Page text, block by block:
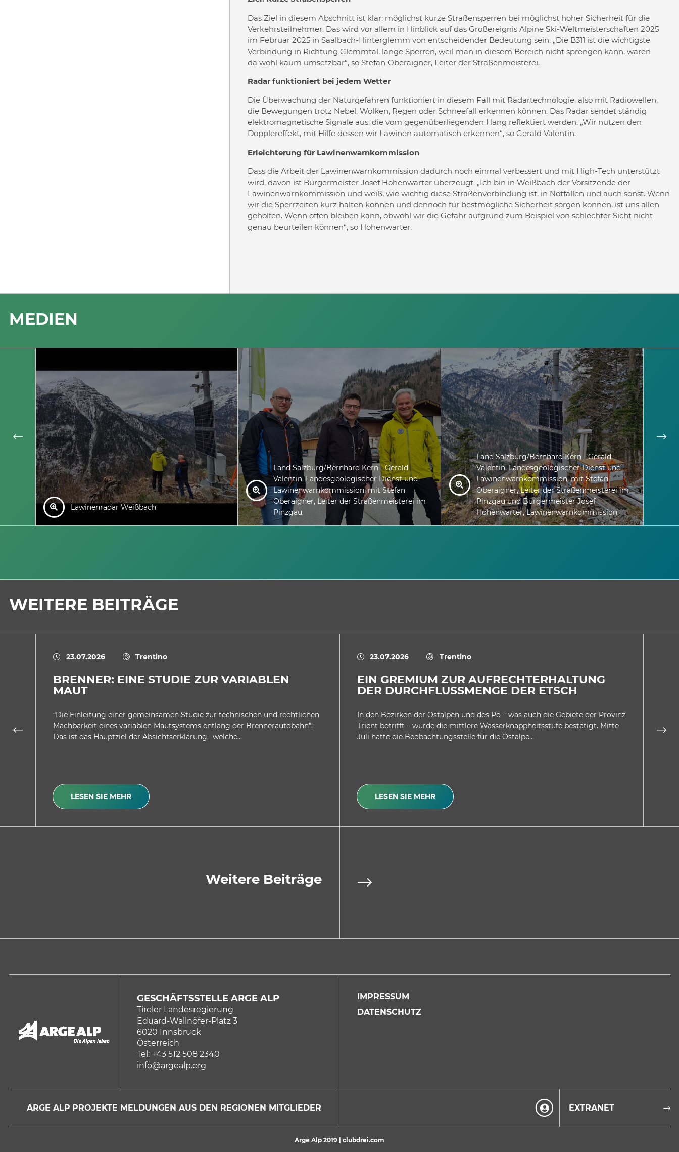
Das Ziel in diesem Abschnitt ist klar: möglichst kurze Straßensperren bei möglichst hoher Sicherheit für die
Verkehrsteilnehmer. Das wird vor allem in Hinblick auf das Großereignis Alpine Ski-Weltmeisterschaften 2025
im Februar 2025 in Saalbach-Hinterglemm von entscheidender Bedeutung sein. „Die B311 ist die wichtigste
Verbindung in Richtung Glemmtal, lange Sperren, weil man in diesem Bereich nicht sprengen kann, wären
da wohl kaum umsetzbar“, so Stefan Oberaigner, Leiter der Straßenmeisterei.
Radar funktioniert bei jedem Wetter
Die Überwachung der Naturgefahren funktioniert in diesem Fall mit Radartechnologie, also mit Radiowellen,
die Bewegungen trotz Nebel, Wolken, Regen oder Schneefall erkennen können. Das Radar sendet ständig
elektromagnetische Signale aus, die vom gegenüberliegenden Hang reflektiert werden. „Wir nutzen den
Dopplereffekt, mit Hilfe dessen wir Lawinen automatisch erkennen“, so Gerald Valentin.
Erleichterung für Lawinenwarnkommission
Dass die Arbeit der Lawinenwarnkommission dadurch noch einmal verbessert und mit High-Tech unterstützt
wird, davon ist Bürgermeister Josef Hohenwarter überzeugt. „Ich bin in Weißbach der Vorsitzende der
Lawinenwarnkommission und weiß, wie wichtig diese Straßenverbindung ist, in Notfällen und auch sonst. Wenn
wir die Sperrzeiten kurz halten können und dennoch für bestmögliche Sicherheit sorgen können, ist uns allen
geholfen. Wenn offen bleiben kann, obwohl wir die Gefahr aufgrund zum Beispiel von schlechter Sicht nicht
genau beurteilen können“, so Hohenwarter.
MEDIEN
Lawinenradar Weißbach
Land Salzburg/Bernhard Kern - Gerald
Valentin, Landesgeologischer Dienst und
Lawinenwarnkommission, mit Stefan
Oberaigner, Leiter der Straßenmeisterei im
Pinzgau.
Land Salzburg/Bernhard Kern - Gerald
Valentin, Landesgeologischer Dienst und
Lawinenwarnkommission, mit Stefan
Oberaigner, Leiter der Straßenmeisterei im
Pinzgau und Bürgermeister Josef
Hohenwarter, Lawinenwarnkommission
WEITERE BEITRÄGE
23.07.2026 Trentino
BRENNER: EINE STUDIE ZUR VARIABLEN
MAUT
“Die Einleitung einer gemeinsamen Studie zur technischen und rechtlichen
Machbarkeit eines variablen Mautsystems entlang der Brennerautobahn”:
Das ist das Hauptziel der Absichtserklärung, welche…
LESEN SIE MEHR
23.07.2026 Trentino
EIN GREMIUM ZUR AUFRECHTERHALTUNG
DER DURCHFLUSSMENGE DER ETSCH
In den Bezirken der Ostalpen und des Po – was auch die Gebiete der Provinz
Trient betrifft – wurde die mittlere Wasserknappheitsstufe bestätigt. Mitte
Juli hatte die Beobachtungsstelle für die Ostalpe…
LESEN SIE MEHR
Weitere Beiträge
GESCHÄFTSSTELLE ARGE ALP
Tiroler Landesregierung
Eduard-Wallnöfer-Platz 3
6020 Innsbruck
Österreich
Tel: +43 512 508 2340
info@argealp.org
IMPRESSUM
DATENSCHUTZ
ARGE ALP PROJEKTE MELDUNGEN AUS DEN REGIONEN MITGLIEDER EXTRANET
Arge Alp 2019 | clubdrei.com